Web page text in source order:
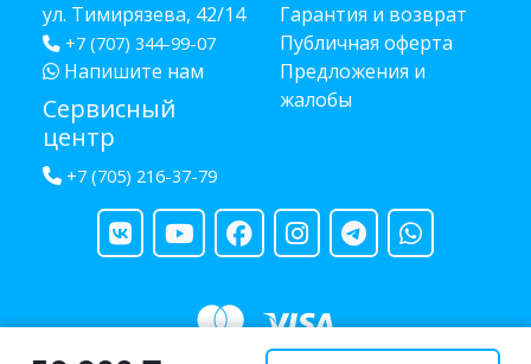
ул. Тимирязева, 42/14
+7 (707) 344-99-07
Напишите нам
Сервисный
центр
+7 (705) 216-37-79
Гарантия и возврат
Публичная оферта
Предложения и
жалобы